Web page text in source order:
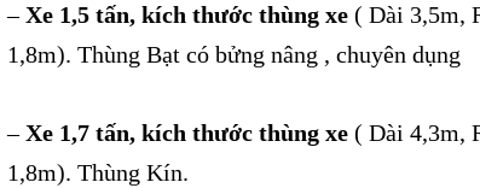
–Xe 1,5 tấn, kích thước thùng xe ( Dài 3,5m,
1,8m). Thùng Bạt có bửng nâng , chuyên dụng
–Xe 1,7 tấn, kích thước thùng xe ( Dài 4,3m,
1,8m). Thùng Kín.